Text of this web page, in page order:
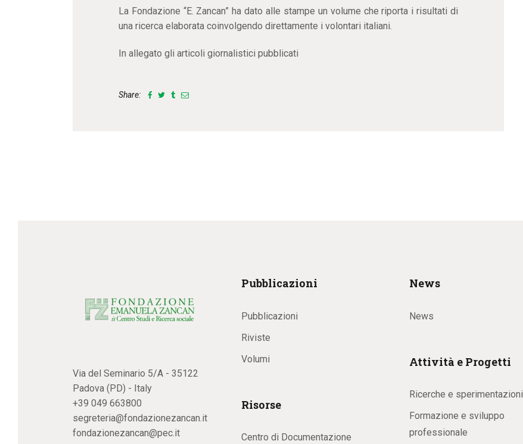
La Fondazione “E. Zancan” ha dato alle stampe un volume che riporta i risultati di
una ricerca elaborata coinvolgendo direttamente i volontari italiani.
In allegato gli articoli giornalistici pubblicati
Share:
Via del Seminario 5/A - 35122
Padova (PD) - Italy
+39 049 663800
segreteria@fondazionezancan.it
fondazionezancan@pec.it
Pubblicazioni
Pubblicazioni
Riviste
Volumi
Risorse
Centro di Documentazione
News
News
Attività e Progetti
Ricerche e sperimentazioni
Formazione e sviluppo
professionale